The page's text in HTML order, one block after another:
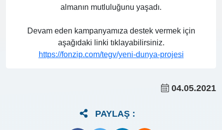
almanın mutluluğunu yaşadı.
Devam eden kampanyamıza destek vermek için
aşağıdaki linki tıklayabilirsiniz.
https://fonzip.com/tegv/yeni-dunya-projesi
04.05.2021
PAYLAŞ :